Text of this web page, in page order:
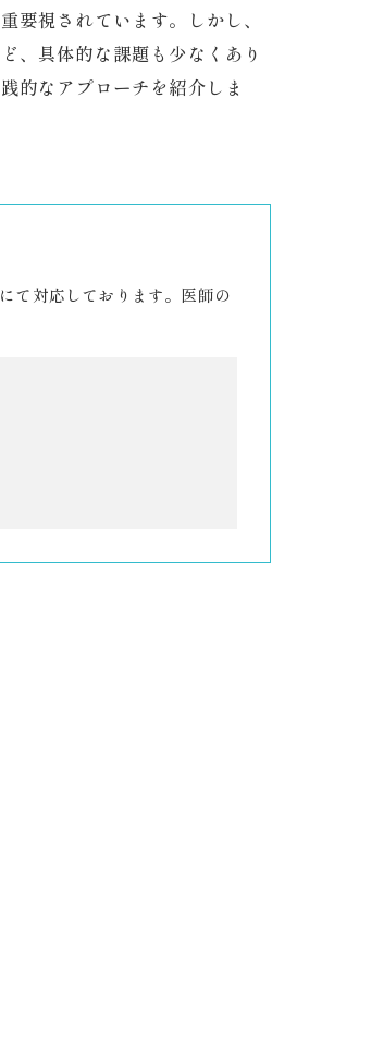
視されています。しかし、
、具体的な課題も少なくあり
的なアプローチを紹介しま
て対応しております。医師の